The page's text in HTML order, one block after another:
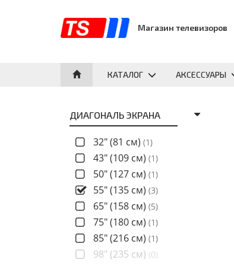
Магазин телевизоров
КАТАЛОГ АКСЕССУАРЫ
ДИАГОНАЛЬ ЭКРАНА
32" (81 см) (1)
43" (109 см) (1)
50" (127 см) (1)
55" (135 см) (3)
65" (158 см) (5)
75" (180 см) (1)
85" (216 см) (1)
98" (235 см) (0)